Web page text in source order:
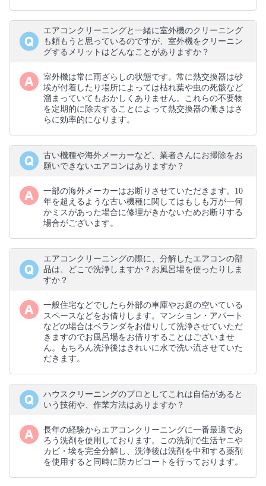
エアコンクリーニングと一緒に室外機のクリーニング
も頼もうと思っているのですが、室外機をクリーニン
グするメリットはどんなことがありますか？
室外機は常に雨ざらしの状態です。常に熱交換器は砂
埃が付着したり場所によっては枯れ葉や虫の死骸など
溜まっていてもおかしくありません。これらの不要物
を定期的に除去することによって熱交換器の働きはさ
らに効率的になります。
古い機種や海外メーカーなど、業者さんにお掃除をお
願いできないエアコンはありますか？
一部の海外メーカーはお断りさせていただきます。10
年を超えるような古い機種に関してはもしも万が一何
かミスがあった場合に修理がきかないためお断りする
場合がございます。
エアコンクリーニングの際に、分解したエアコンの部
品は、どこで洗浄しますか？お風呂場を使ったりしま
すか？
一般住宅などでしたら外部の車庫やお庭の空いている
スペースなどをお借りします。マンション・アパート
などの場合はベランダをお借りして洗浄させていただ
きますのでお風呂場をお借りすることはございませ
ん。もちろん洗浄後はきれいに水で洗い流させていた
だきます。
ハウスクリーニングのプロとしてこれは自信があると
いう技術や、作業方法はありますか？
長年の経験からエアコンクリーニングに一番最適であ
ろう洗剤を使用しております。この洗剤で生活ヤニや
カビ・埃を完全分解し、洗浄後は洗剤を中和する薬剤
を使用すると同時に防カビコートを行っております。